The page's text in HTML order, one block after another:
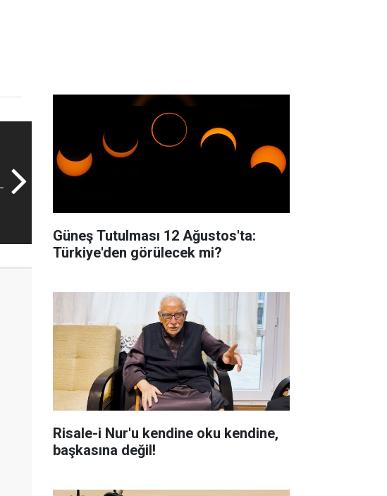
Güneş Tutulması 12 Ağustos'ta:
Türkiye'den görülecek mi?
Risale-i Nur'u kendine oku kendine,
başkasına değil!